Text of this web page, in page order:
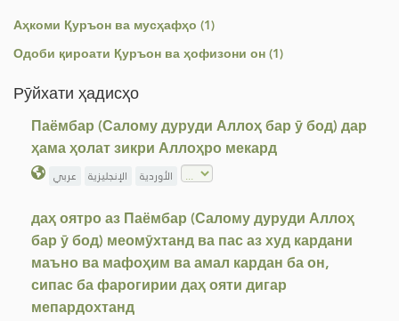
Аҳкоми Қуръон ва мусҳафҳо (1)
Одоби қироати Қуръон ва ҳофизони он (1)
Рӯйхати ҳадисҳо
Паёмбар (Салому дуруди Аллоҳ бар ӯ бод) дар
ҳама ҳолат зикри Аллоҳро мекард
عربي الإنجليزية الأوردية
даҳ оятро аз Паёмбар (Салому дуруди Аллоҳ
бар ӯ бод) меомӯхтанд ва пас аз худ кардани
маъно ва мафоҳим ва амал кардан ба он,
сипас ба фарогирии даҳ ояти дигар
мепардохтанд